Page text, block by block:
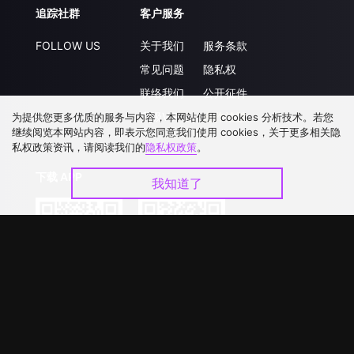
追踪社群
FOLLOW US
客户服务
关于我们
常见问题
联络我们
升级VIP
服务条款
隐私权
公开征件
合作洽談
为提供您更多优质的服务与内容，本网站使用 cookies 分析技术。若您
继续阅览本网站内容，即表示您同意我们使用 cookies，关于更多相关隐
私权政策资讯，请阅读我们的隐私权政策。
我知道了